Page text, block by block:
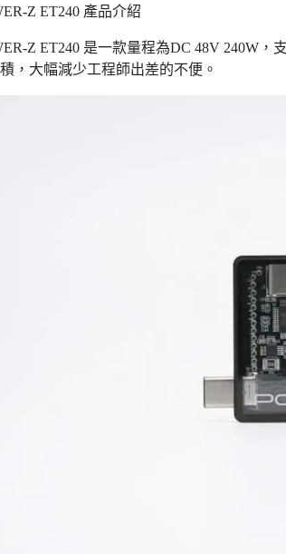
Z ET240 產品介紹
Z ET240 是一款量程為DC 48V 240W，
，大幅減少工程師出差的不便。